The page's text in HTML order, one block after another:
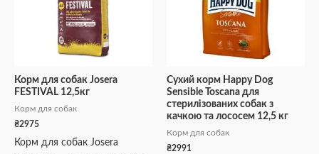
Корм для собак Josera
FESTIVAL 12,5кг
Корм для собак
₴2975
Корм для собак Josera
Сухий корм Happy Dog
Sensible Toscana для
стерилізованих собак з
качкою та лососем 12,5 кг
Корм для собак
₴2991